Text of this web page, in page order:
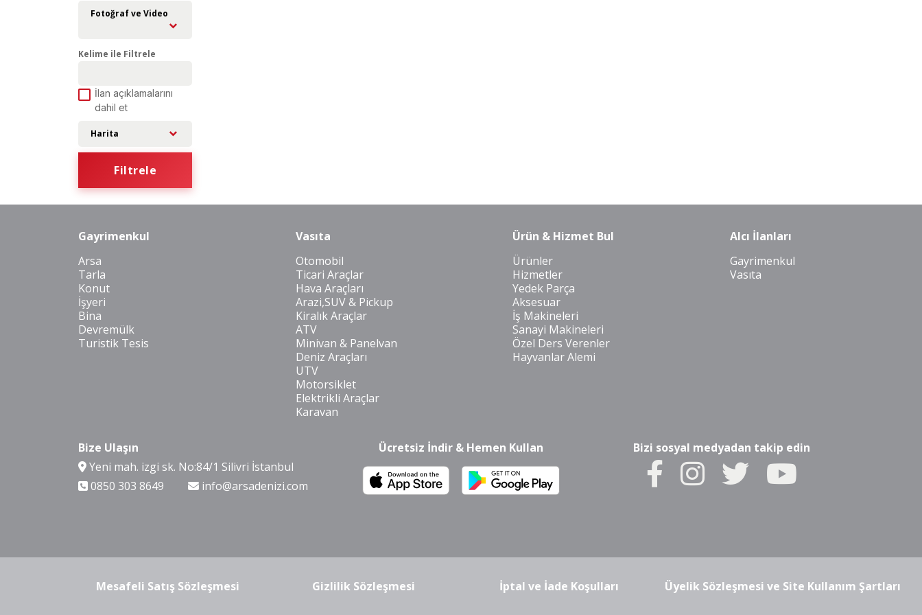
Fotoğraf ve Video
Kelime ile Filtrele
İlan açıklamalarını
dahil et
Harita
Filtrele
Gayrimenkul
Arsa
Tarla
Konut
İşyeri
Bina
Devremülk
Turistik Tesis
Vasıta
Otomobil
Ticari Araçlar
Hava Araçları
Arazi,SUV & Pickup
Kiralık Araçlar
ATV
Minivan & Panelvan
Deniz Araçları
UTV
Motorsiklet
Elektrikli Araçlar
Karavan
Ürün & Hizmet Bul
Ürünler
Hizmetler
Yedek Parça
Aksesuar
İş Makineleri
Sanayi Makineleri
Özel Ders Verenler
Hayvanlar Alemi
Alcı İlanları
Gayrimenkul
Vasıta
Bize Ulaşın
Yeni mah. izgi sk. No:84/1 Silivri İstanbul
0850 303 8649
info@arsadenizi.com
Ücretsiz İndir & Hemen Kullan Bizi sosyal medyadan takip edin
Mesafeli Satış Sözleşmesi Gizlilik Sözleşmesi İptal ve İade Koşulları Üyelik Sözleşmesi ve Site Kullanım Şartları